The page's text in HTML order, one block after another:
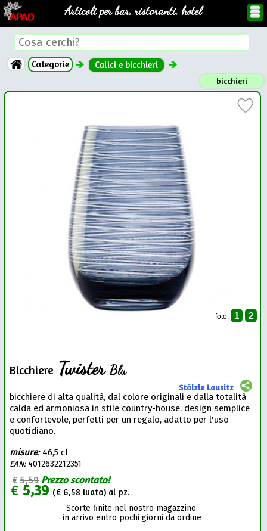
Articoli per bar, ristoranti, hotel
Categorie Calici e bicchieri
bicchieri
foto: 1 2
Bicchiere TwisterBlu
Stölzle Lausitz
bicchiere di alta qualità, dal colore originali e dalla totalità
calda ed armoniosa in stile country-house, design semplice
e confortevole, perfetti per un regalo, adatto per l'uso
quotidiano.
misure: 46,5 cl
EAN:4012632212351
€5,59 Prezzo scontato!
€ 5,39 (€ 6,58 ivato) al pz.
Scorte finite nel nostro magazzino:
in arrivo entro pochi giorni da ordine